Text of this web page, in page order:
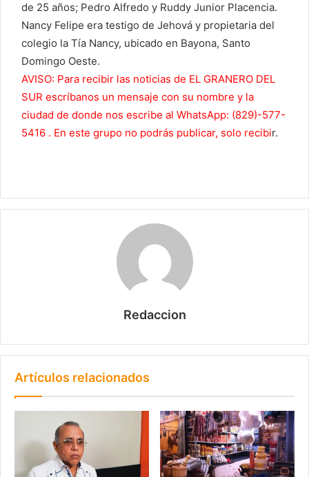
de 25 años; Pedro Alfredo y Ruddy Junior Placencia.
Nancy Felipe era testigo de Jehová y propietaria del
colegio la Tía Nancy, ubicado en Bayona, Santo
Domingo Oeste.
AVISO: Para recibir las noticias de EL GRANERO DEL
SUR escríbanos un mensaje con su nombre y la
ciudad de donde nos escribe al WhatsApp: (829)-577-
5416 . En este grupo no podrás publicar, solo recibir.
Redaccion
Artículos relacionados